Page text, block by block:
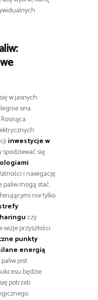
w jasnych
ona
inwestycje w
spodziewać się
i nawigację
paliw mogą stać
nie tylko
czy
wizje przyszłości
punkty
energią
jest
będzie
potrzeb